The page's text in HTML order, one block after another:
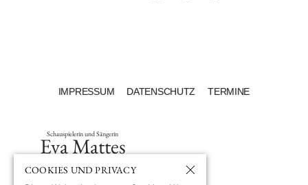
IMPRESSUM DATENSCHUTZ TERMINE
Schauspielerin und Sängerin
Eva Mattes
COOKIES UND PRIVACY